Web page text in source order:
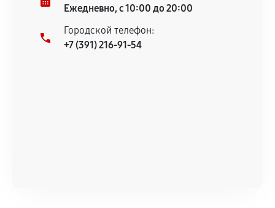
Ежедневно, с 10:00 до 20:00
Городской телефон:
+7 (391) 216-91-54